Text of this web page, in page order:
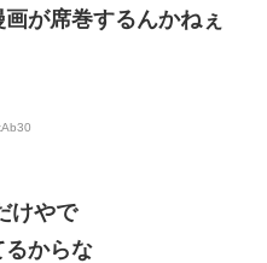
が席巻するんかねぇ
けやで
るからな